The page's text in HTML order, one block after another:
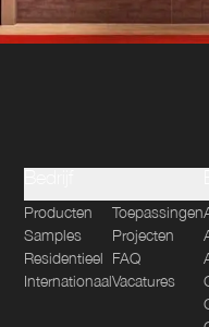
Producten
Samples
Residentieel
Internationaal
Toepassingen
Projecten
FAQ
Vacatures